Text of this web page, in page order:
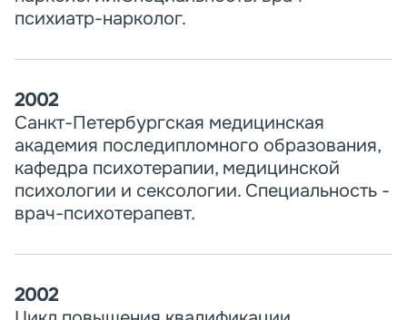
психиатр-нарколог.
2002
Санкт-Петербургская медицинская
академия последипломного образования,
кафедра психотерапии, медицинской
психологии и сексологии. Специальность -
врач-психотерапевт.
2002